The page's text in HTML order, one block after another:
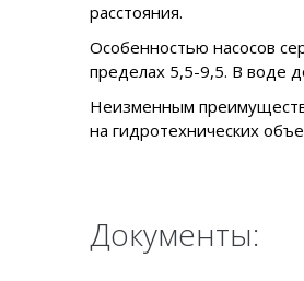
расстояния.
Особенностью насосов
пределах 5,5-9,5. В воде
Неизменным
на гидротехнических
Документы: